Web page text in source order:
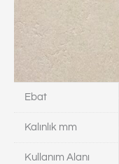
Ebat
Kalınlık mm
Kullanım Alanı